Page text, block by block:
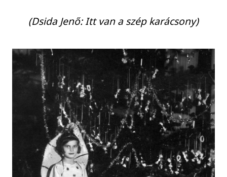
(Dsida Jenő: Itt van a szép karácsony)